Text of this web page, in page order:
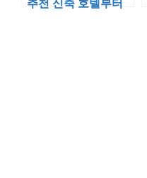
추천 신축 호텔부터